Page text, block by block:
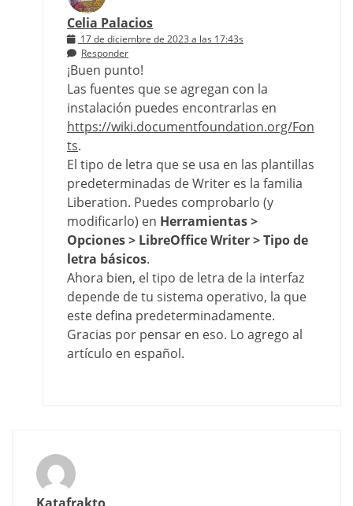
Celia Palacios
17 de diciembre de 2023 a las 17:43s
Responder
¡Buen punto!
Las fuentes que se agregan con la
instalación puedes encontrarlas en
https://wiki.documentfoundation.org/Fon
ts.
El tipo de letra que se usa en las plantillas
predeterminadas de Writer es la familia
Liberation. Puedes comprobarlo (y
modificarlo) en Herramientas >
Opciones > LibreOffice Writer > Tipo de
letra básicos.
Ahora bien, el tipo de letra de la interfaz
depende de tu sistema operativo, la que
este defina predeterminadamente.
Gracias por pensar en eso. Lo agrego al
artículo en español.